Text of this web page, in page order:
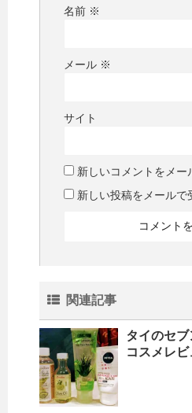
名前 ※
メール ※
サイト
新しいコメントをメー
新しい投稿をメールで
関連記事
タイのセ
コスメレビ